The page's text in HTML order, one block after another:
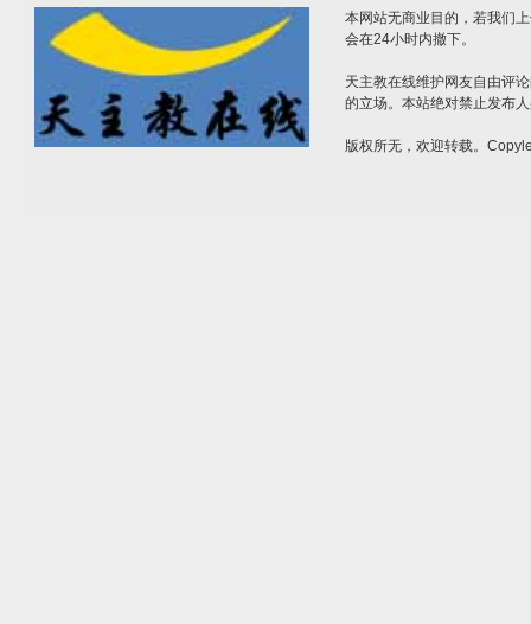
本网站无商业目的，若我们
会在24小时内撤下。
天主教在线维护网友自由评
的立场。本站绝对禁止发布
版权所无，欢迎转载。